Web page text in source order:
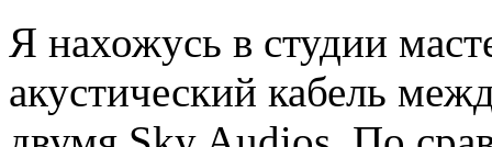
Я нахожусь в студии
акустический кабель